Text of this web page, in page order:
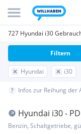
727 Hyundai i30
Hyundai i30
Filtern
Infos zur Reihung der
Hyundai i30 -
OO3
Benzin, Schaltgetriebe,